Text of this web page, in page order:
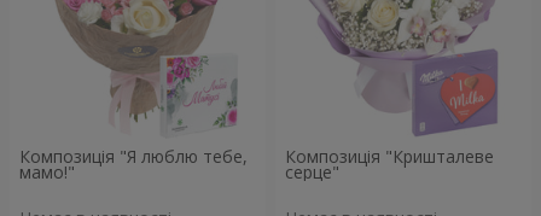
Композиція "Я люблю тебе,
мамо!"
Композиція "Кришталеве
серце"